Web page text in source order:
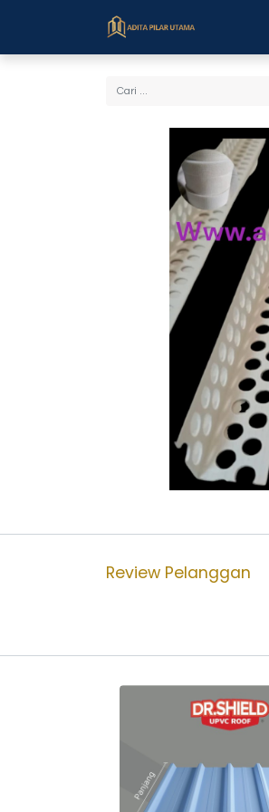
Review Pelanggan